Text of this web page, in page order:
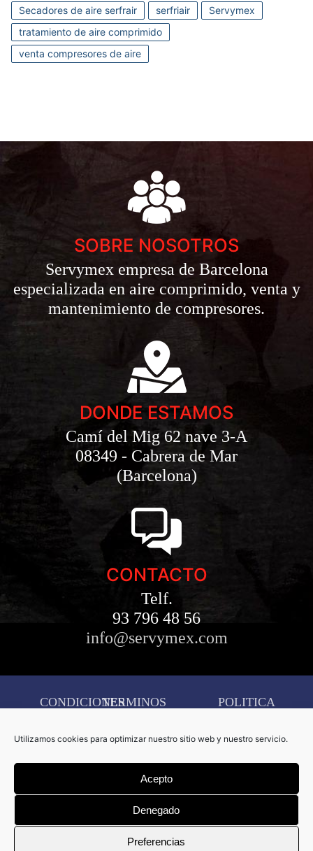
Utilizamos cookies para optimizar nuestro sitio web y nuestro servicio.
Acepto
Denegado
Preferencias
Secadores de aire serfrair
serfriair
Servymex
tratamiento de aire comprimido
venta compresores de aire
SOBRE NOSOTROS
Servymex empresa de Barcelona
especializada en aire comprimido, venta y
mantenimiento de compresores.
DONDE ESTAMOS
Camí del Mig 62 nave 3-A
08349 - Cabrera de Mar
(Barcelona)
CONTACTO
Telf.
93 796 48 56
info@servymex.com
CONDICIONES
COMPRA
TERMINOS
CONDICIONES
AVISO
LEGAL
POLITICA
COOKIES
CONFIGURACIÓN
DE
COOKIES
Copyright © 2026 Servymex –